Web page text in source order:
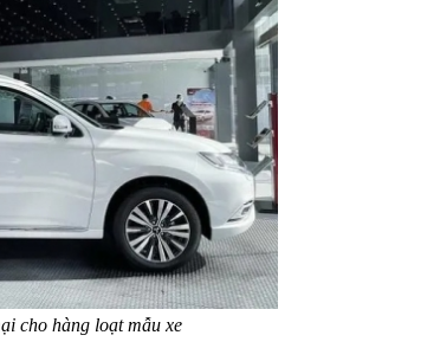
cho hàng loạt mẫu xe